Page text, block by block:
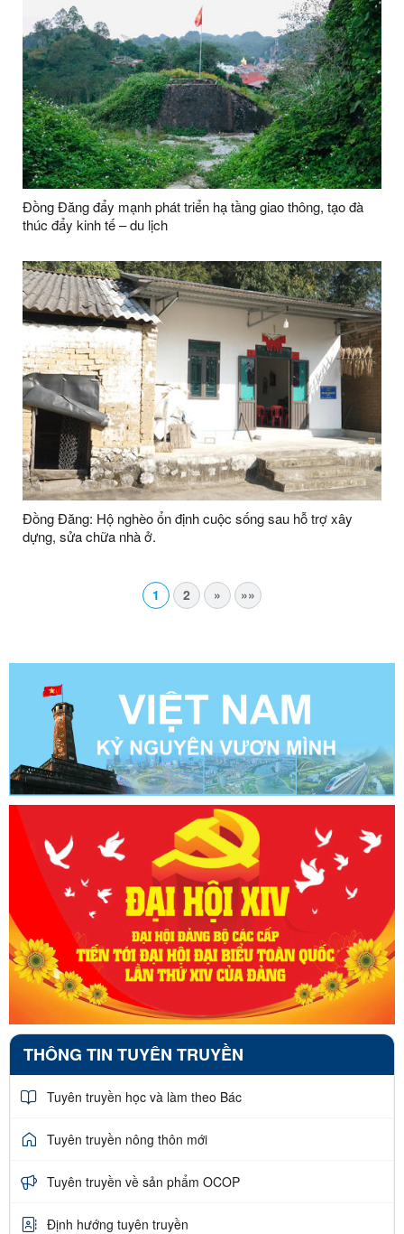
Đồng Đăng đẩy mạnh phát triển hạ tầng giao thông, tạo đà
thúc đẩy kinh tế – du lịch
Đồng Đăng: Hộ nghèo ổn định cuộc sống sau hỗ trợ xây
dựng, sửa chữa nhà ở.
1 2 » »»
THÔNG TIN TUYÊN TRUYỀN
Tuyên truyền học và làm theo Bác
Tuyên truyền nông thôn mới
Tuyên truyền về sản phẩm OCOP
Định hướng tuyên truyền